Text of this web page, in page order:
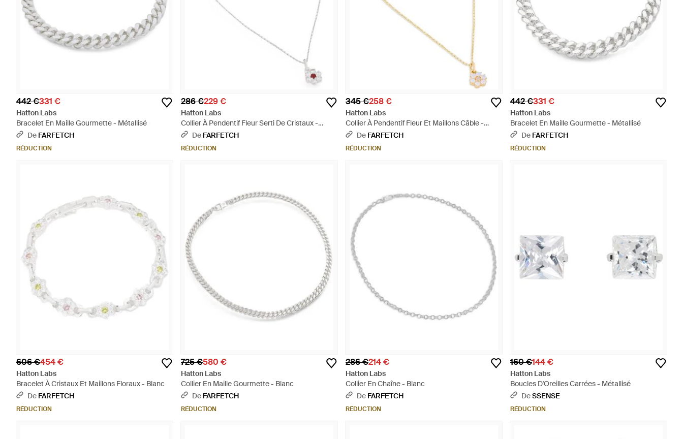
442 €331 €
Hatton Labs
Bracelet En Maille Gourmette - Métallisé
De FARFETCH
RÉDUCTION
286 €229 €
Hatton Labs
Collier À Pendentif Fleur Serti De Cristaux -
Blanc
De FARFETCH
RÉDUCTION
345 €258 €
Hatton Labs
Collier À Pendentif Fleur Et Maillons Câble -
Blanc
De FARFETCH
RÉDUCTION
442 €331 €
Hatton Labs
Bracelet En Maille Gourmette - Métallisé
De FARFETCH
RÉDUCTION
606 €454 €
Hatton Labs
Bracelet À Cristaux Et Maillons Floraux - Blanc
De FARFETCH
RÉDUCTION
725 €580 €
Hatton Labs
Collier En Maille Gourmette - Blanc
De FARFETCH
RÉDUCTION
286 €214 €
Hatton Labs
Collier En Chaîne - Blanc
De FARFETCH
RÉDUCTION
160 €144 €
Hatton Labs
Boucles D'Oreilles Carrées - Métallisé
DeSSENSE
RÉDUCTION